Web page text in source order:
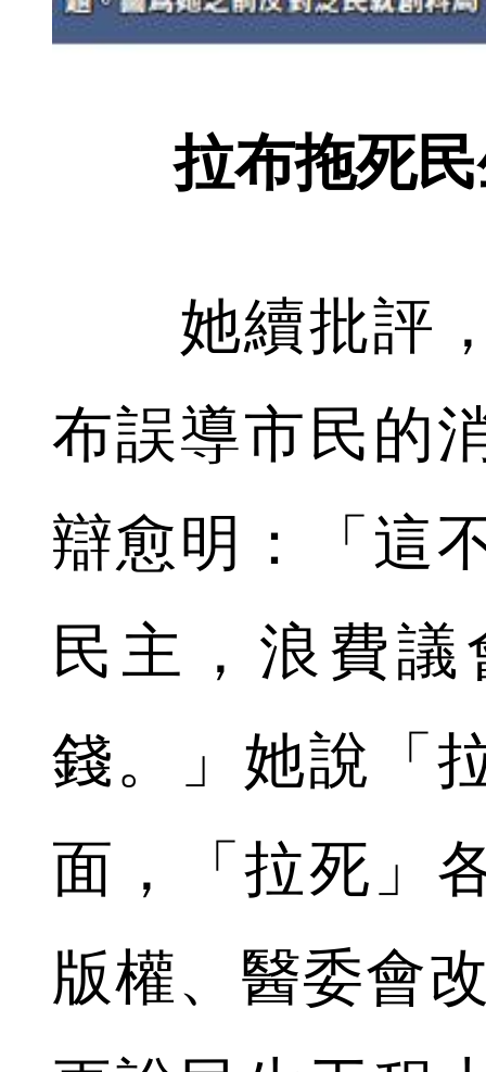
拉布拖死
她續批評，
布誤導市民的
辯愈明：「這
民主，浪費
錢。」她說「
面，「拉死」
版權、醫委會